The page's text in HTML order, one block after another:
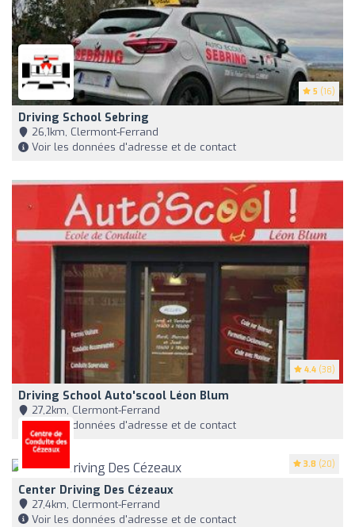
5 (16)
Driving School Sebring
26,1km, Clermont-Ferrand
Voir les données d'adresse et de contact
4.4 (38)
Driving School Auto'scool Léon Blum
27,2km, Clermont-Ferrand
Voir les données d'adresse et de contact
3.8 (20)
Center Driving Des Cézeaux
27,4km, Clermont-Ferrand
Voir les données d'adresse et de contact